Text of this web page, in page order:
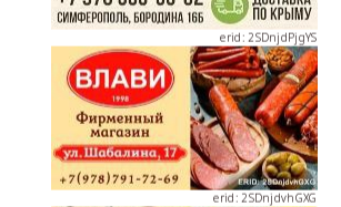
erid: 2SDnjdvhGXG